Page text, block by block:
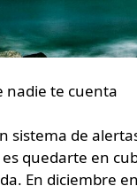
nadie te cuenta
sistema de
quedarte en
En diciembre